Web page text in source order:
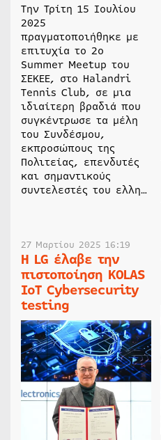
Την Τρίτη 15 Ιουλίου
2025
πραγματοποιήθηκε με
επιτυχία το 2ο
Summer Meetup του
ΣΕΚΕΕ, στο Halandri
Tennis Club, σε μια
ιδιαίτερη βραδιά που
συγκέντρωσε τα μέλη
του Συνδέσμου,
εκπροσώπους της
Πολιτείας, επενδυτές
και σημαντικούς
συντελεστές του ελλη…
27 Μαρτίου 2025 16:19
Η LG έλαβε την
πιστοποίηση KOLAS
IoT Cybersecurity
testing